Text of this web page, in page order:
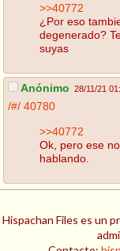
>>40772
¿Por eso
degenerado?
suyas
Anónimo 28/11/21
/#/ 40780
>>40772
Ok, pero ese
hablando.
Hispachan Files es un